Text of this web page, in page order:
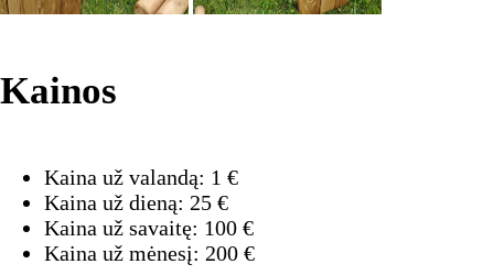
Kainos
Kaina už valandą: 1 €
Kaina už dieną: 25 €
Kaina už savaitę: 100 €
Kaina už mėnesį: 200 €